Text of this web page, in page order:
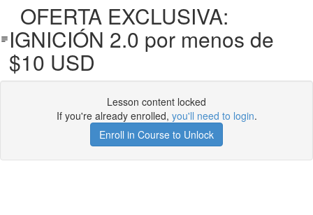
OFERTA EXCLUSIVA:
IGNICIÓN 2.0 por menos de
$10 USD
Lesson content locked
If you're already enrolled, you'll need to login.
Enroll in Course to Unlock